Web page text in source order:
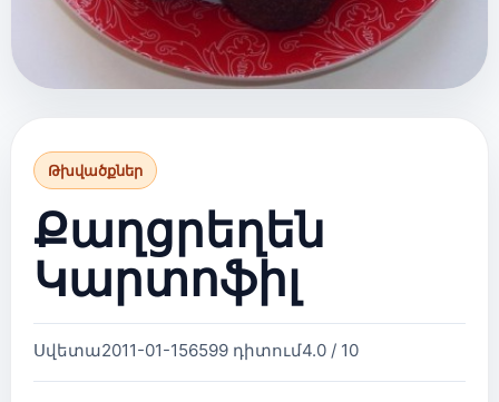
Թխվածքներ
Քաղցրեղեն
Կարտոֆիլ
Սվետա2011-01-156599 դիտում4.0 / 10